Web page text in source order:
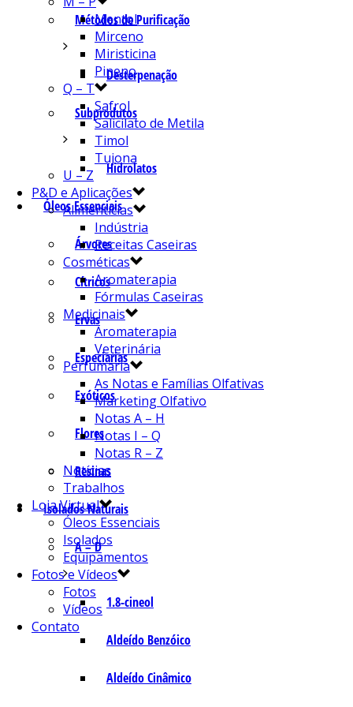
Métodos de Purificação
Desterpenação
Subprodutos
Hidrolatos
Óleos Essenciais
Árvores
Cítricos
Ervas
Especiarias
Exóticos
Flores
Resinas
Isolados Naturais
A – D
1.8-cineol
Aldeído Benzóico
Aldeído Cinâmico
Mentol
Mirceno
Miristicina
Pineno
Q – T
Safrol
Salicilato de Metila
Timol
Tujona
U – Z
P&D e Aplicações
Alimentícias
Indústria
Receitas Caseiras
Cosméticas
Aromaterapia
Fórmulas Caseiras
Medicinais
Aromaterapia
Veterinária
Perfumaria
As Notas e Famílias Olfativas
Marketing Olfativo
Notas A – H
Notas I – Q
Notas R – Z
Notícias
Trabalhos
Loja Virtual
Óleos Essenciais
Isolados
Equipamentos
Fotos e Vídeos
Fotos
Vídeos
Contato